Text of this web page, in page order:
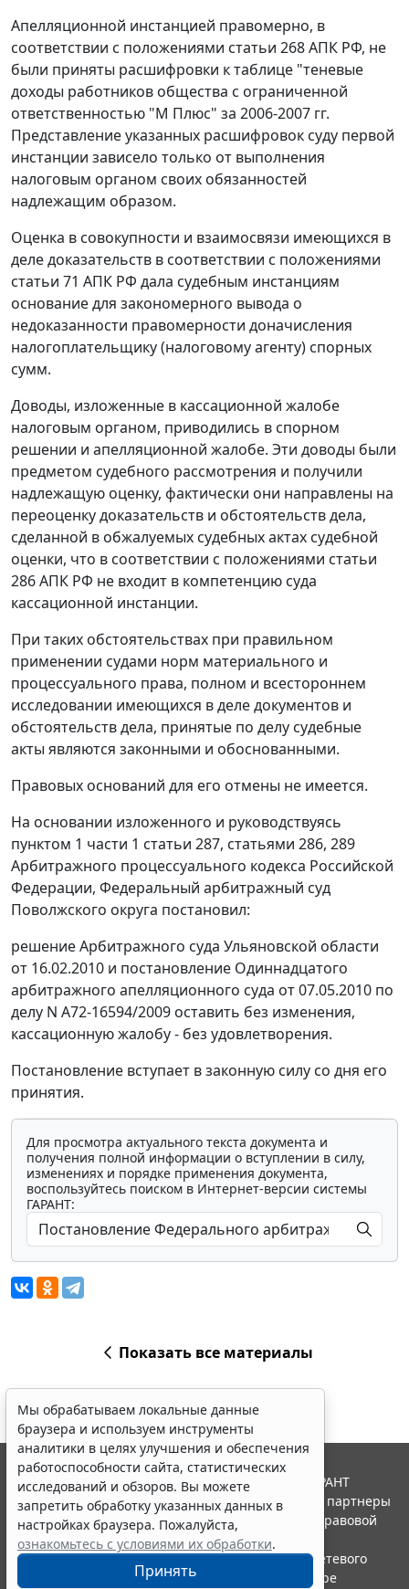
Апелляционной инстанцией правомерно, в
соответствии с положениями статьи 268АПК РФ, не
были приняты расшифровки к таблице "теневые
доходы работников общества с ограниченной
ответственностью "М Плюс" за 2006-2007 гг.
Представление указанных расшифровок суду первой
инстанции зависело только от выполнения
налоговым органом своих обязанностей
надлежащим образом.
Оценка в совокупности и взаимосвязи имеющихся в
деле доказательств в соответствии с положениями
статьи 71 АПК РФ дала судебным инстанциям
основание для закономерного вывода о
недоказанности правомерности доначисления
налогоплательщику (налоговому агенту) спорных
сумм.
Доводы, изложенные в кассационной жалобе
налоговым органом, приводились в спорном
решении и апелляционной жалобе. Эти доводы были
предметом судебного рассмотрения и получили
надлежащую оценку, фактически они направлены на
переоценку доказательств и обстоятельств дела,
сделанной в обжалуемых судебных актах судебной
оценки, что в соответствии с положениями статьи
286АПК РФ не входит в компетенцию суда
кассационной инстанции.
При таких обстоятельствах при правильном
применении судами норм материального и
процессуального права, полном и всестороннем
исследовании имеющихся в деле документов и
обстоятельств дела, принятые по делу судебные
акты являются законными и обоснованными.
Правовых оснований для его отмены не имеется.
На основании изложенного и руководствуясь
пунктом 1 части 1 статьи 287, статьями 286, 289
Арбитражного процессуального кодекса Российской
Федерации, Федеральный арбитражный суд
Поволжского округа постановил:
решение Арбитражного суда Ульяновской области
от 16.02.2010 и постановление Одиннадцатого
арбитражного апелляционного суда от 07.05.2010 по
делу N А72-16594/2009 оставить без изменения,
кассационную жалобу - без удовлетворения.
Постановление вступает в законную силу со дня его
принятия.
Для просмотра актуального текста документа и
получения полной информации о вступлении в силу,
изменениях и порядке применения документа,
воспользуйтесь поиском в Интернет-версии системы
ГАРАНТ:
Показать все материалы
Мы обрабатываем локальные данные
браузера и используем инструменты
аналитики в целях улучшения и обеспечения
работоспособности сайта, статистических
исследований и обзоров. Вы можете
запретить обработку указанных данных в
настройках браузера. Пожалуйста,
ознакомьтесь с условиями их обработки.
Принять
© ООО "НПП "ГАРАНТ-СЕРВИС", 2026. Система ГАРАНТ
выпускается с 1990 года. Компания "Гарант" и ее партнеры
являются участниками Российской ассоциации правовой
информации ГАРАНТ.
Портал ГАРАНТ.РУ зарегистрирован в качестве сетевого
издания Федеральной службой по надзору в сфере